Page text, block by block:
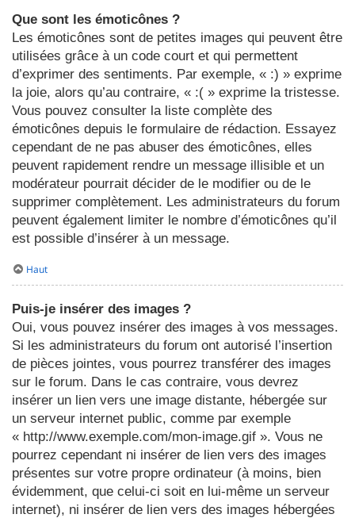
Que sont les émoticônes ?
Les émoticônes sont de petites images qui peuvent être
utilisées grâce à un code court et qui permettent
d’exprimer des sentiments. Par exemple, « :) » exprime
la joie, alors qu’au contraire, « :( » exprime la tristesse.
Vous pouvez consulter la liste complète des
émoticônes depuis le formulaire de rédaction. Essayez
cependant de ne pas abuser des émoticônes, elles
peuvent rapidement rendre un message illisible et un
modérateur pourrait décider de le modifier ou de le
supprimer complètement. Les administrateurs du forum
peuvent également limiter le nombre d’émoticônes qu’il
est possible d’insérer à un message.
Haut
Puis-je insérer des images ?
Oui, vous pouvez insérer des images à vos messages.
Si les administrateurs du forum ont autorisé l’insertion
de pièces jointes, vous pourrez transférer des images
sur le forum. Dans le cas contraire, vous devrez
insérer un lien vers une image distante, hébergée sur
un serveur internet public, comme par exemple
« http://www.exemple.com/mon-image.gif ». Vous ne
pourrez cependant ni insérer de lien vers des images
présentes sur votre propre ordinateur (à moins, bien
évidemment, que celui-ci soit en lui-même un serveur
internet), ni insérer de lien vers des images hébergées